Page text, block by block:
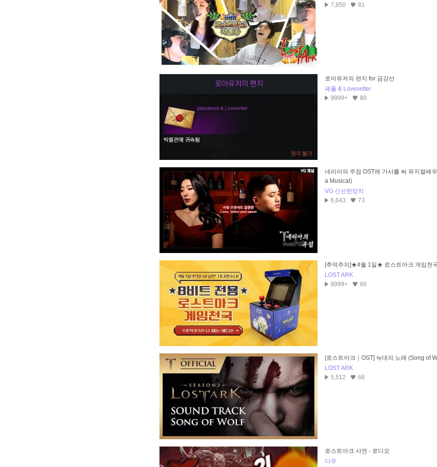
7,850
81
로아유저의 편지 for 금강선
페폴 & Lovesetter
9999+
80
네리아의 주점 OST에 가사를 써 뮤지컬배
a Musical)
VG 신선한망치
6,643
73
[추억주의]★4월 1일★ 로스트아크 게임천
LOST ARK
9999+
66
[로스트아크｜OST] 늑대의 노래 (Song of
LOST ARK
5,512
66
로스트아크 사연 - 로디오
다주